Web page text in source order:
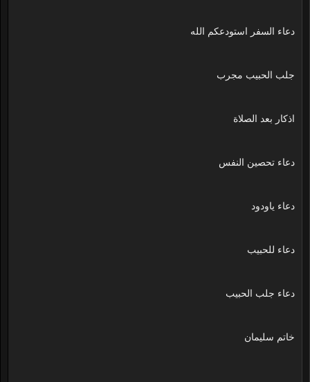
دعاء السفر استودعكم الله
جلب الحبيب مجرب
اذكار بعد الصلاة
دعاء تحصين النفس
دعاء ياودود
دعاء للحبيب
دعاء جلب الحبيب
خاتم سليمان